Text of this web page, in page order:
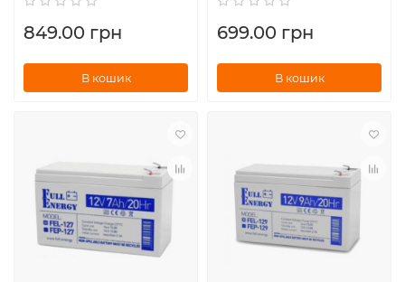
849.00 грн
В кошик
699.00 грн
В кошик